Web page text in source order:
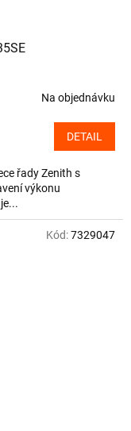
Na objednávku
DETAIL
řady Zenith s
výkonu
Kód:7329047